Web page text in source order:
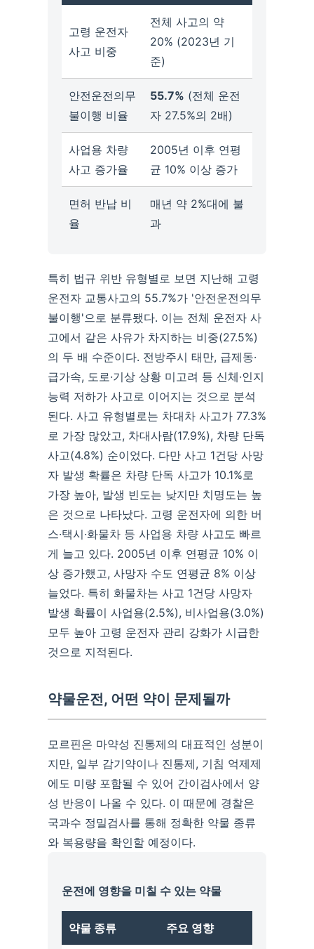
고령 운전자
사고 비중
전체 사고의 약
20% (2023년 기
준)
안전운전의무
불이행 비율
55.7% (전체 운전
자 27.5%의 2배)
사업용 차량
사고 증가율
2005년 이후 연평
균 10% 이상 증가
면허 반납 비
율
매년 약 2%대에 불
과
특히 법규 위반 유형별로 보면 지난해 고령
운전자 교통사고의 55.7%가 '안전운전의무
불이행'으로 분류됐다. 이는 전체 운전자 사
고에서 같은 사유가 차지하는 비중(27.5%)
의 두 배 수준이다. 전방주시 태만, 급제동·
급가속, 도로·기상 상황 미고려 등 신체·인지
능력 저하가 사고로 이어지는 것으로 분석
된다. 사고 유형별로는 차대차 사고가 77.3%
로 가장 많았고, 차대사람(17.9%), 차량 단독
사고(4.8%) 순이었다. 다만 사고 1건당 사망
자 발생 확률은 차량 단독 사고가 10.1%로
가장 높아, 발생 빈도는 낮지만 치명도는 높
은 것으로 나타났다. 고령 운전자에 의한 버
스·택시·화물차 등 사업용 차량 사고도 빠르
게 늘고 있다. 2005년 이후 연평균 10% 이
상 증가했고, 사망자 수도 연평균 8% 이상
늘었다. 특히 화물차는 사고 1건당 사망자
발생 확률이 사업용(2.5%), 비사업용(3.0%)
모두 높아 고령 운전자 관리 강화가 시급한
것으로 지적된다.
약물운전, 어떤 약이 문제될까
모르핀은 마약성 진통제의 대표적인 성분이
지만, 일부 감기약이나 진통제, 기침 억제제
에도 미량 포함될 수 있어 간이검사에서 양
성 반응이 나올 수 있다. 이 때문에 경찰은
국과수 정밀검사를 통해 정확한 약물 종류
와 복용량을 확인할 예정이다.
운전에 영향을 미칠 수 있는 약물
약물 종류 주요 영향